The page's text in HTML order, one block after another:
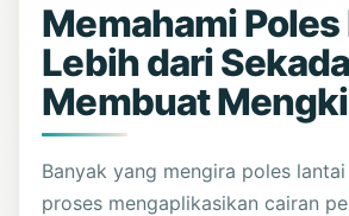
Memahami
Lebih dari
Membuat
Banyak yang mengira poles
proses mengaplikasikan cairan